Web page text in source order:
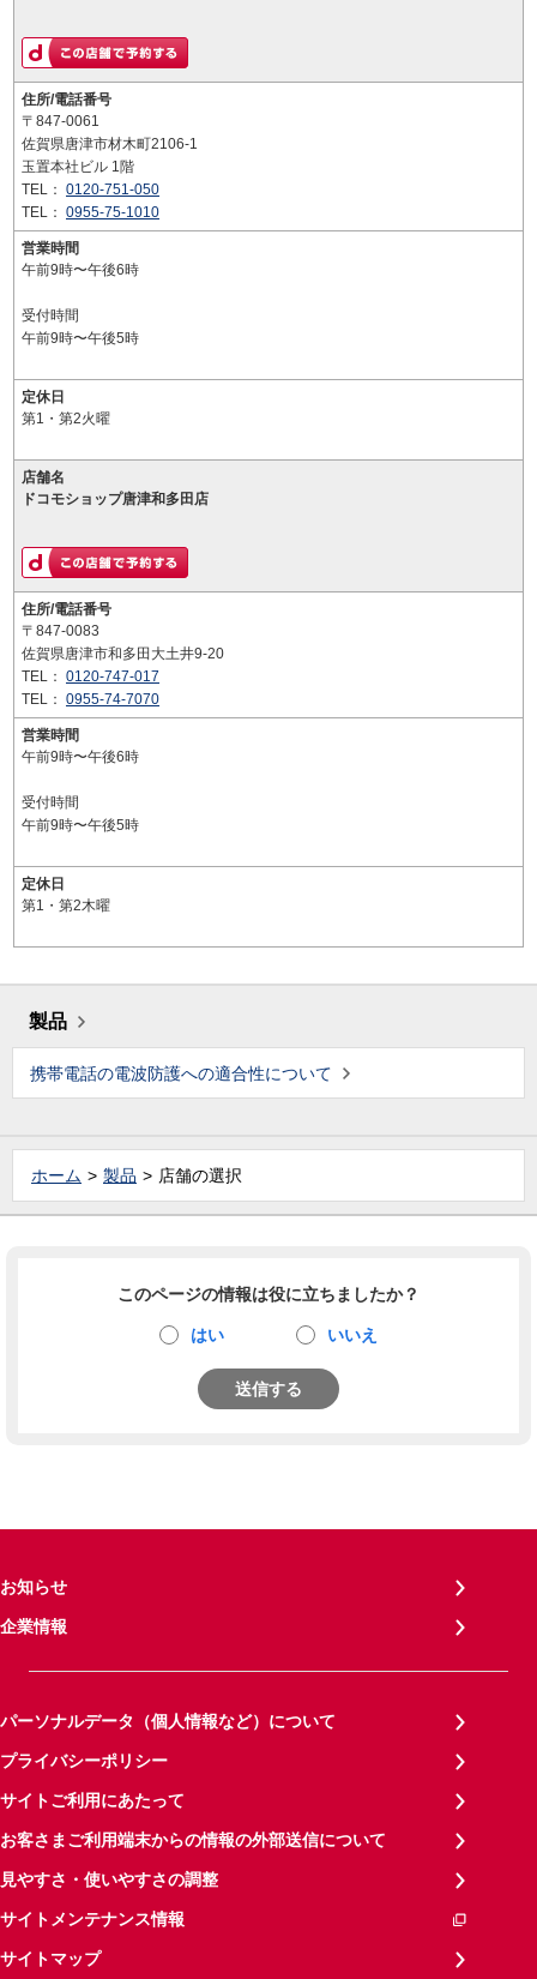
住所/電話番号
〒847-0061
佐賀県唐津市材木町2106-1
玉置本社ビル 1階
TEL： 0120-751-050
TEL： 0955-75-1010
営業時間
午前9時〜午後6時
受付時間
午前9時〜午後5時
定休日
第1・第2火曜
店舗名
ドコモショップ唐津和多田店
住所/電話番号
〒847-0083
佐賀県唐津市和多田大土井9-20
TEL： 0120-747-017
TEL： 0955-74-7070
営業時間
午前9時〜午後6時
受付時間
午前9時〜午後5時
定休日
第1・第2木曜
製品
携帯電話の電波防護への適合性について
ホーム 製品 店舗の選択
このページの情報は役に立ちましたか？
はい いいえ
送信する
お知らせ
企業情報
パーソナルデータ（個人情報など）について
プライバシーポリシー
サイトご利用にあたって
お客さまご利用端末からの情報の外部送信について
見やすさ・使いやすさの調整
サイトメンテナンス情報
サイトマップ